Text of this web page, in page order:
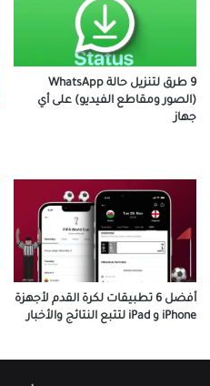
9 طرق لتنزيل حالة WhatsApp
(الصور ومقاطع الفيديو) على أي
جهاز
أفضل 6 تطبيقات لكرة القدم لأجهزة
iPhone و iPad لتتبع النتائج والأخبار